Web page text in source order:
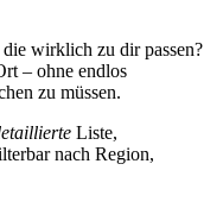
wirklich zu dir passen?
– ohne endlos
zu müssen.
Liste,
nach Region,